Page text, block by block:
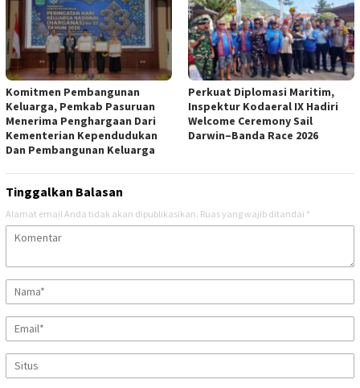
Komitmen Pembangunan
Keluarga, Pemkab Pasuruan
Menerima Penghargaan Dari
Kementerian Kependudukan
Dan Pembangunan Keluarga
Perkuat Diplomasi Maritim,
Inspektur Kodaeral IX Hadiri
Welcome Ceremony Sail
Darwin–Banda Race 2026
Tinggalkan Balasan
Alamat email Anda tidak akan dipublikasikan. Ruas yang wajib ditandai *